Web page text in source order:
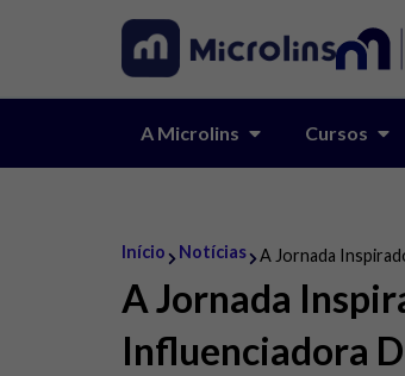
A Microlins Cursos
Início Notícias A Jornada
A Jornada
Influenciadora